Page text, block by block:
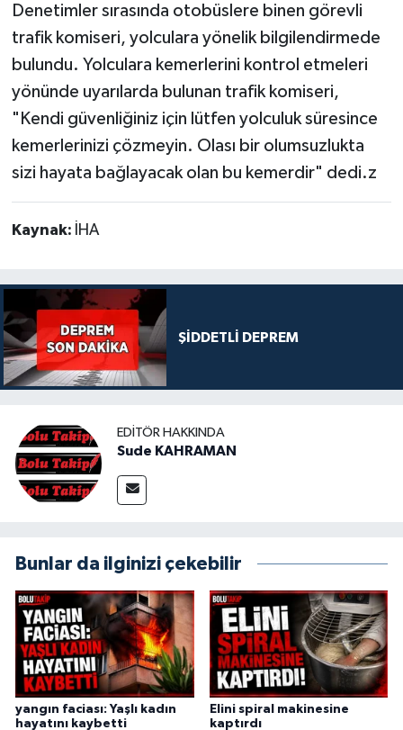
Denetimler sırasında otobüslere binen görevli
trafik komiseri, yolculara yönelik bilgilendirmede
bulundu. Yolculara kemerlerini kontrol etmeleri
yönünde uyarılarda bulunan trafik komiseri,
"Kendi güvenliğiniz için lütfen yolculuk süresince
kemerlerinizi çözmeyin. Olası bir olumsuzlukta
sizi hayata bağlayacak olan bu kemerdir" dedi.z
Kaynak: İHA
ŞİDDETLİ DEPREM
EDITÖR HAKKINDA
Sude KAHRAMAN
Bunlar da ilginizi çekebilir
yangın faciası: Yaşlı kadın
hayatını kaybetti
Elini spiral makinesine
kaptırdı